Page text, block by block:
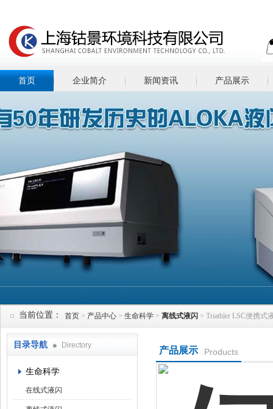
首页 企业简介 新闻资讯 产品展示
当前位置： 首页 > 产品中心 > 生命科学 > 离线式液闪 > Triathler LSC便携式
目录导航 Directory
生命科学
在线式液闪
产品展示 Products